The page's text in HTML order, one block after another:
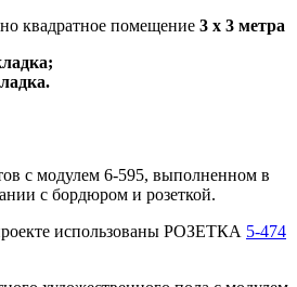
квадратное помещение 3 х 3 метра
с модулем 6-595, выполненном в
с бордюром и розеткой.
использованы РОЗЕТКА 5-474